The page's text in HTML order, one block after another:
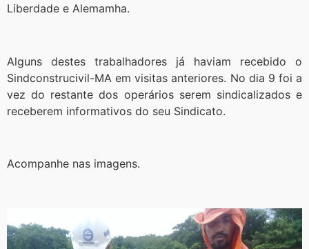
Liberdade e Alemamha.
Alguns destes trabalhadores já haviam recebido o
Sindconstrucivil-MA em visitas anteriores. No dia 9 foi a
vez do restante dos operários serem sindicalizados e
receberem informativos do seu Sindicato.
Acompanhe nas imagens.